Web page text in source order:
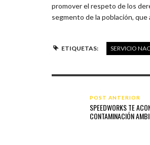
promover el respeto de los
segmento de la población,
ETIQUETAS: SERVICIO
POST ANTERIOR
SPEEDWORKS TE
CONTAMINACIÓN